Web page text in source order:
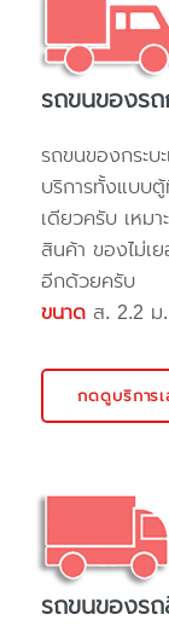
รถขนของรถ
รถขนของกระ
บริการทั้งแบบ
เดียวครับ เหม
สินค้า ของไม่เ
อีกด้วยครับ
ขนาด ส. 2.2
กดดูบริการ
รถขนของร